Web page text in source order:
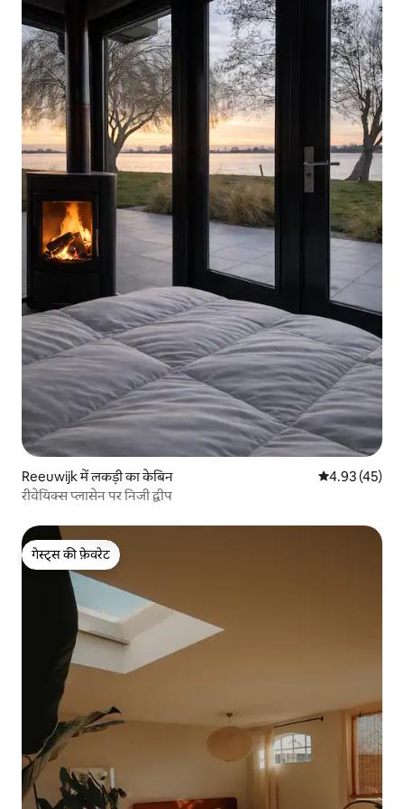
Reeuwijk में लकड़ी का केबिन औसत रेटिंग 5 में
4.93 (45)
रीवेयिक्स प्लासेन पर निजी द्वीप
गेस्ट्स की फ़ेवरेट
गेस्ट्स की फ़ेवरेट